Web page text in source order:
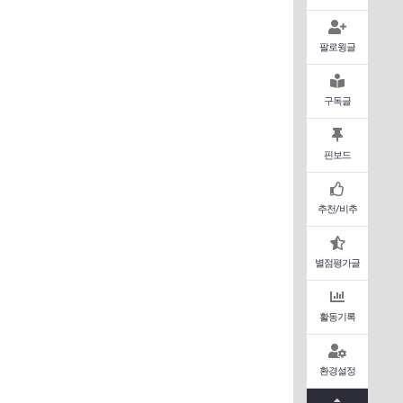
팔로윙글
구독글
핀보드
추천/비추
별점평가글
활동기록
환경설정